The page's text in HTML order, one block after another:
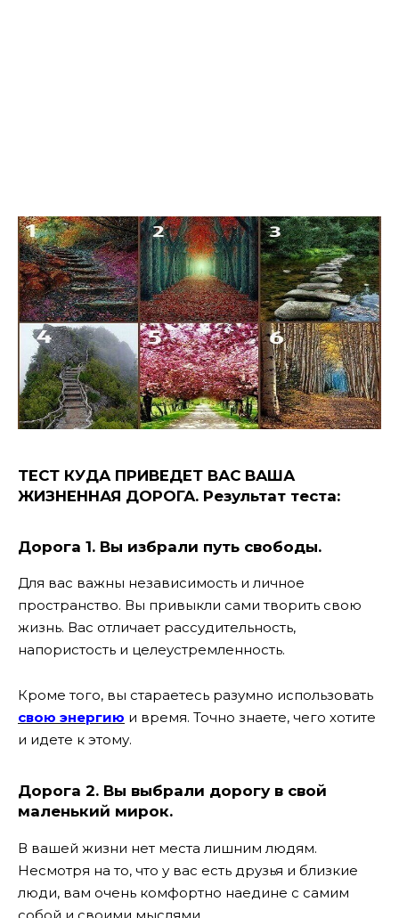
ТЕСТ КУДА ПРИВЕДЕТ ВАС ВАША
ЖИЗНЕННАЯ ДОРОГА. Результат теста:
Дорога 1. Вы избрали путь свободы.
Для вас важны независимость и личное
пространство. Вы привыкли сами творить свою
жизнь. Вас отличает рассудительность,
напористость и целеустремленность.
Кроме того, вы стараетесь разумно использовать
свою энергию и время. Точно знаете, чего хотите
и идете к этому.
Дорога 2. Вы выбрали дорогу в свой
маленький мирок.
В вашей жизни нет места лишним людям.
Несмотря на то, что у вас есть друзья и близкие
люди, вам очень комфортно наедине с самим
собой и своими мыслями.